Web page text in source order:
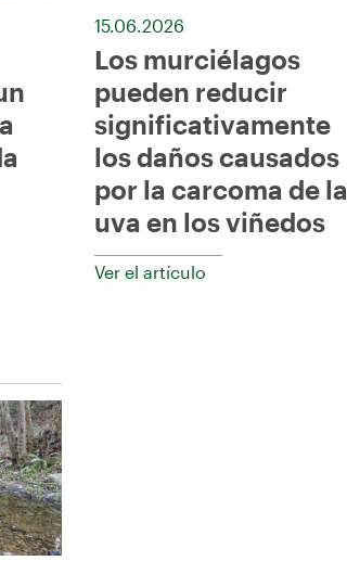
15.06.2026
Los murciélagos
pueden reducir
significativamente
los daños causados ​​
por la carcoma de la
uva en los viñedos
Ver el artículo